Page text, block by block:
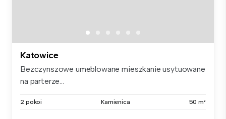
Katowice
Bezczynszowe umeblowane mieszkanie usytuowane
na parterze...
2 pokoi Kamienica 50 m²